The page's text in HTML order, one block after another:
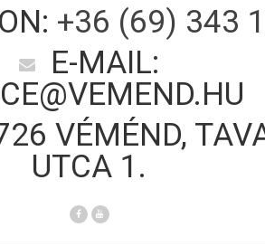
+36 (69) 343
E-MAIL:
VÉMÉND,
UTCA 1.